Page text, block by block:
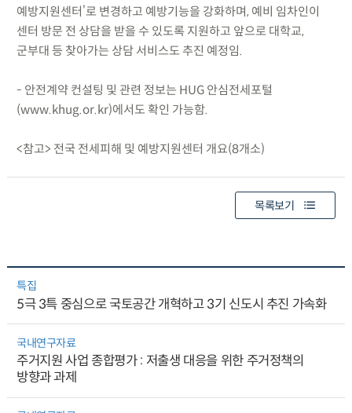
예방지원센터’로 변경하고 예방기능을 강화하며, 예비 임차인이
센터 방문 전 상담을 받을 수 있도록 지원하고 앞으로 대학교,
군부대 등 찾아가는 상담 서비스도 추진 예정임.
- 안전계약 컨설팅 및 관련 정보는 HUG 안심전세포털
(www.khug.or.kr)에서도 확인 가능함.
<참고> 전국 전세피해 및 예방지원센터 개요(8개소)
목록보기
특집
5극 3특 중심으로 국토공간 개혁하고 3기 신도시 추진 가속화
국내연구자료
주거지원 사업 종합평가 : 저출생 대응을 위한 주거정책의
방향과 과제